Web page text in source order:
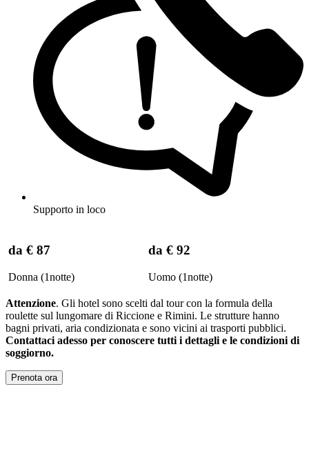
Supporto in loco
da€ 87
Donna (1notte)
da€ 92
Uomo (1notte)
Attenzione. Gli hotel sono scelti dal tour con la formula della
roulette sul lungomare di Riccione e Rimini. Le strutture hanno
bagni privati, aria condizionata e sono vicini ai trasporti pubblici.
Contattaci adesso per conoscere tutti i dettagli e le condizioni di
soggiorno.
Prenota ora